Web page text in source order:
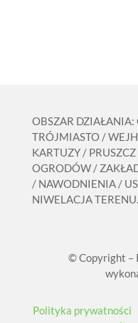
OBSZAR
TRÓJMIASTO /
KARTUZY /
OGRODÓW /
/ NAWODNIENIA /
NIWELACJA TERENU.
© Copyright
Polityka prywatności